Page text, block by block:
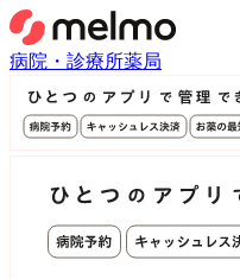
病院・診療所薬局